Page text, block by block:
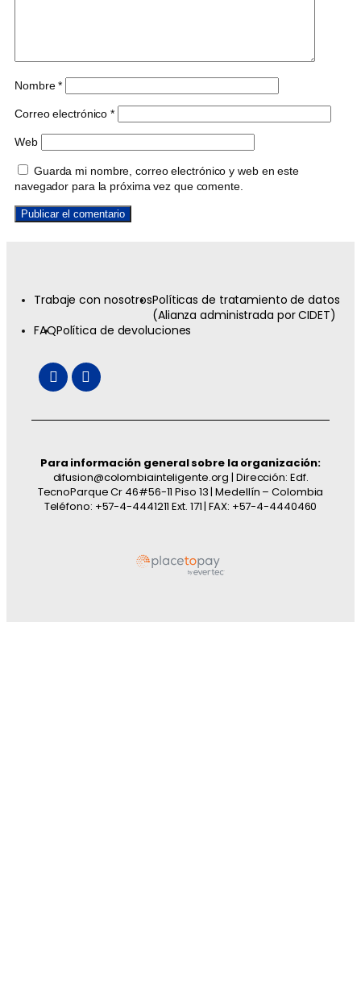
Nombre*
Correo electrónico*
Web
Guarda mi nombre, correo electrónico y web en este
navegador para la próxima vez que comente.
Trabaje con nosotrosPolíticas de tratamiento de datos
(Alianza administrada por CIDET)
FAQPolítica de devoluciones
Para información general sobre la organización:
difusion@colombiainteligente.org | Dirección: Edf.
TecnoParque Cr 46#56-11 Piso 13 | Medellín – Colombia
Teléfono: +57-4-4441211 Ext. 171 | FAX: +57-4-4440460